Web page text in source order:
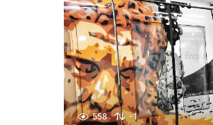
558 -1